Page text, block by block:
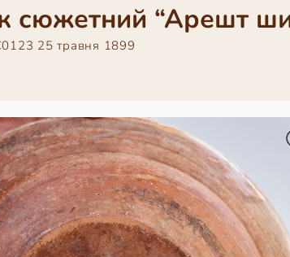
сюжетний “Арешт
25 травня 1899